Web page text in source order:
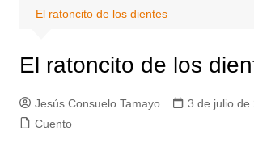
El ratoncito de los dientes
El ratoncito de los
Jesús Consuelo Tamayo 3 de julio de
Cuento